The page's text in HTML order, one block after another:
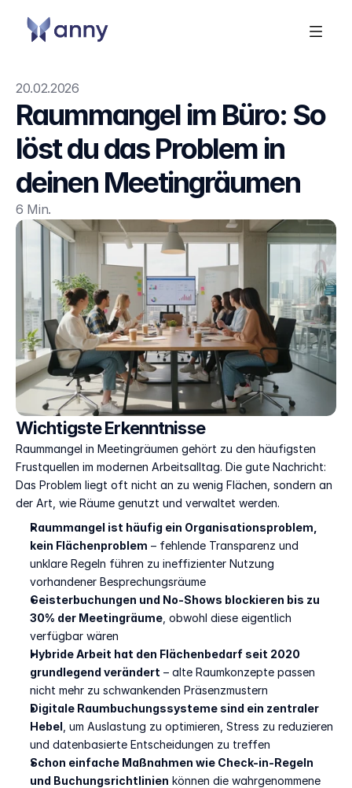
20.02.2026
Raummangel im Büro: So
löst du das Problem in
deinen Meetingräumen
6 Min.
Wichtigste Erkenntnisse
Raummangel in Meetingräumen gehört zu den häufigsten
Frustquellen im modernen Arbeitsalltag. Die gute Nachricht:
Das Problem liegt oft nicht an zu wenig Flächen, sondern an
der Art, wie Räume genutzt und verwaltet werden.
Raummangel ist häufig ein Organisationsproblem,
kein Flächenproblem – fehlende Transparenz und
unklare Regeln führen zu ineffizienter Nutzung
vorhandener Besprechungsräume
Geisterbuchungen und No-Shows blockieren bis zu
30% der Meetingräume , obwohl diese eigentlich
verfügbar wären
Hybride Arbeit hat den Flächenbedarf seit 2020
grundlegend verändert – alte Raumkonzepte passen
nicht mehr zu schwankenden Präsenzmustern
Digitale Raumbuchungssysteme sind ein zentraler
Hebel , um Auslastung zu optimieren, Stress zu reduzieren
und datenbasierte Entscheidungen zu treffen
Schon einfache Maßnahmen wie Check-in-Regeln
und Buchungsrichtlinien können die wahrgenommene